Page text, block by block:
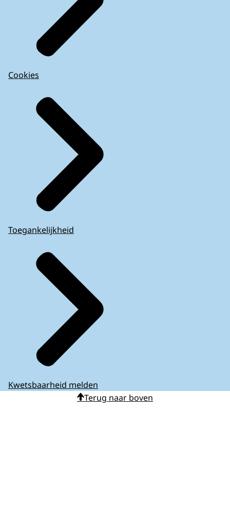
Cookies
Toegankelijkheid
Kwetsbaarheid melden
Terug naar boven